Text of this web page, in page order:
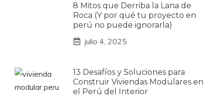
8 Mitos que Derriba la Lana de
Roca (Y por qué tu proyecto en
perú no puede ignorarla)
julio 4, 2025
13 Desafíos y Soluciones para
Construir Viviendas Modulares en
el Perú del Interior